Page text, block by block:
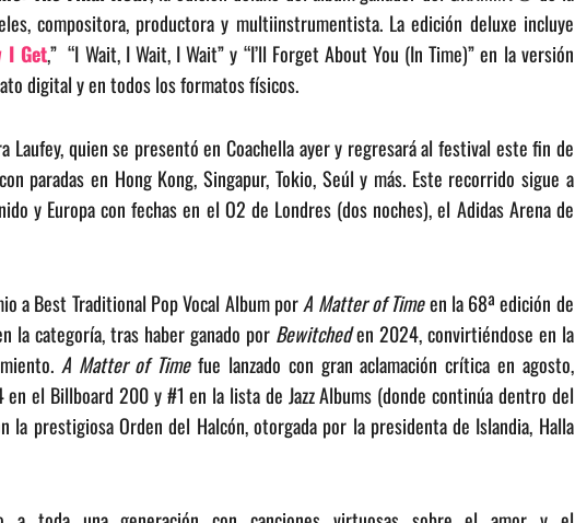
compositora, productora y multiinstrumentista. La edición deluxe incluye
I Get,” “I Wait, I Wait, I Wait” y “I’ll Forget About You (In Time)” en la versión
digital y en todos los formatos físicos.
Laufey, quien se presentó en Coachella ayer y regresará al festival este fin de
paradas en Hong Kong, Singapur, Tokio, Seúl y más. Este recorrido sigue a
y Europa con fechas en el O2 de Londres (dos noches), el Adidas Arena de
a Best Traditional Pop Vocal Album porA Matter of Timeen la 68ª edición de
la categoría, tras haber ganado por Bewitcheden 2024, convirtiéndose en la
A Matter of Timefue lanzado con gran aclamación crítica en agosto,
el Billboard 200 y #1 en la lista de Jazz Albums (donde continúa dentro del
la prestigiosa Orden del Halcón, otorgada por la presidenta de Islandia, Halla